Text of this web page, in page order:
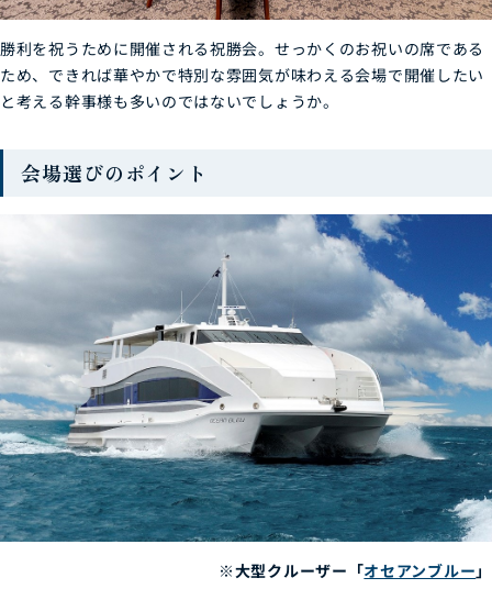
勝利を祝うために開催される祝勝会。せっかくのお祝いの席である
ため、できれば華やかで特別な雰囲気が味わえる会場で開催したい
と考える幹事様も多いのではないでしょうか。
会場選びのポイント
※大型クルーザー「オセアンブルー」